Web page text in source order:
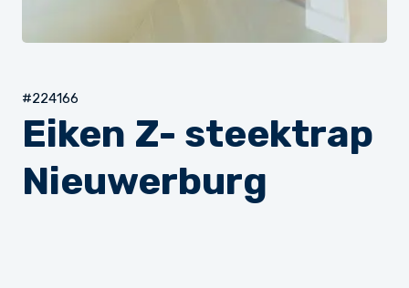
#224166
Eiken Z- steektrap
Nieuwerburg